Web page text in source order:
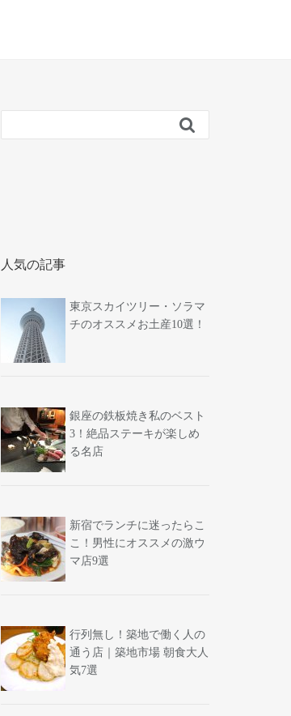

人気の記事
東京スカイツリー・ソラマ
チのオススメお土産10選！
銀座の鉄板焼き私のベスト
3！絶品ステーキが楽しめ
る名店
新宿でランチに迷ったらこ
こ！男性にオススメの激ウ
マ店9選
行列無し！築地で働く人の
通う店｜築地市場 朝食大人
気7選